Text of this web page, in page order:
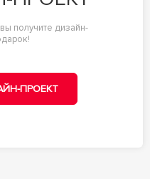
получите дизайн-
ПРОЕКТ